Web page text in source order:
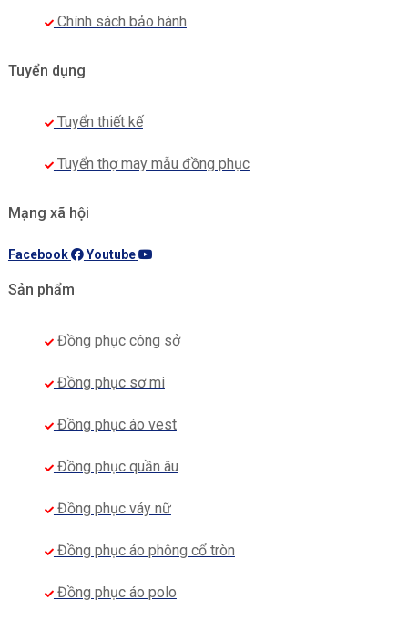
Chính sách bảo hành
Tuyển dụng
Tuyển thiết kế
Tuyển thợ may mẫu đồng phục
Mạng xã hội
Facebook Youtube
Sản phẩm
Đồng phục công sở
Đồng phục sơ mi
Đồng phục áo vest
Đồng phục quần âu
Đồng phục váy nữ
Đồng phục áo phông cổ tròn
Đồng phục áo polo